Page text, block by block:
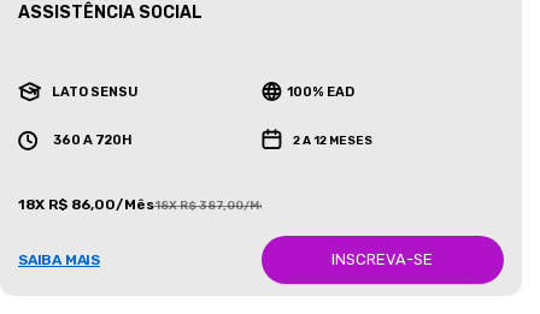
ASSISTÊNCIA SOCIAL
LATO SENSU 100% EAD
360 A 720H 2 A 12 MESES
18X R$ 86,00/Mês18X R$ 387,00/Mês
SAIBA MAIS INSCREVA-SE